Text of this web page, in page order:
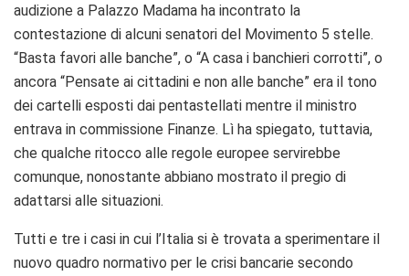
audizione a Palazzo Madama ha incontrato la
contestazione di alcuni senatori del Movimento 5 stelle.
“Basta favori alle banche”, o “A casa i banchieri corrotti”, o
ancora “Pensate ai cittadini e non alle banche” era il tono
dei cartelli esposti dai pentastellati mentre il ministro
entrava in commissione Finanze. Lì ha spiegato, tuttavia,
che qualche ritocco alle regole europee servirebbe
comunque, nonostante abbiano mostrato il pregio di
adattarsi alle situazioni.
Tutti e tre i casi in cui l’Italia si è trovata a sperimentare il
nuovo quadro normativo per le crisi bancarie secondo